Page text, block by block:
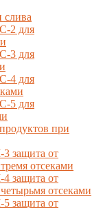
слива
2 для
3 для
4 для
5 для
при
защита от
отсеками
защита от
отсеками
защита от